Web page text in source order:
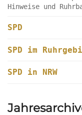
Hinweise und
SPD
SPD im
SPD in NRW